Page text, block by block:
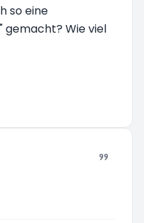
so eine
Wie viel